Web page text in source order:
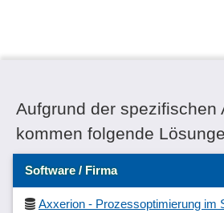
Aufgrund der spezifischen
kommen folgende
Software / Firma
Axxerion - Prozessoptimierung im